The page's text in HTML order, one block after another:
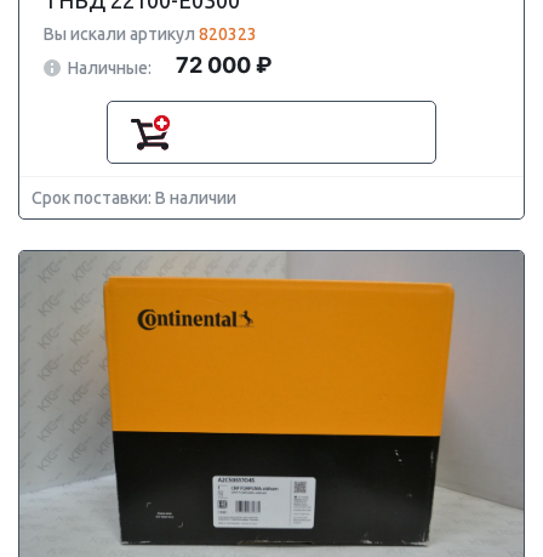
Вы искали артикул 820323
Наличные:
72 000 ₽
Срок поставки: В наличии